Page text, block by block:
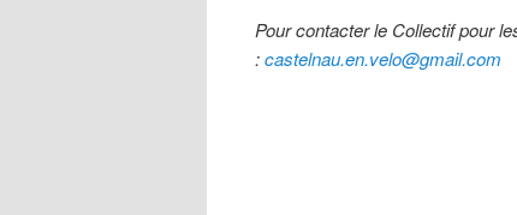
Pour contacter le Collectif pour
:castelnau.en.velo@gmail.com